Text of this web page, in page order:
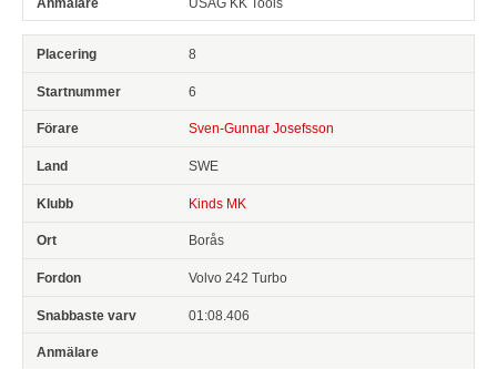
8
6
Sven-Gunnar Josefsson
SWE
Kinds MK
Borås
Volvo 242 Turbo
01:08.406